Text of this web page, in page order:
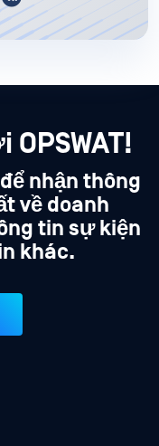
nhận thông
về doanh
tin sự kiện
khác.